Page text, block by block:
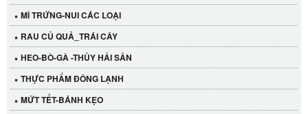
MÌ TRỨNG-NUI CÁC LOẠI
RAU CỦ QUẢ_TRÁI CÂY
HEO-BÒ-GÀ -THỦY HẢI SẢN
THỰC PHẨM ĐÔNG LẠNH
MỨT TẾT-BÁNH KẸO